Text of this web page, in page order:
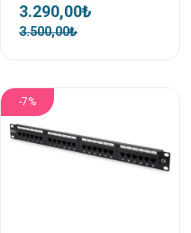
3.290,00₺
3.500,00₺
-7%